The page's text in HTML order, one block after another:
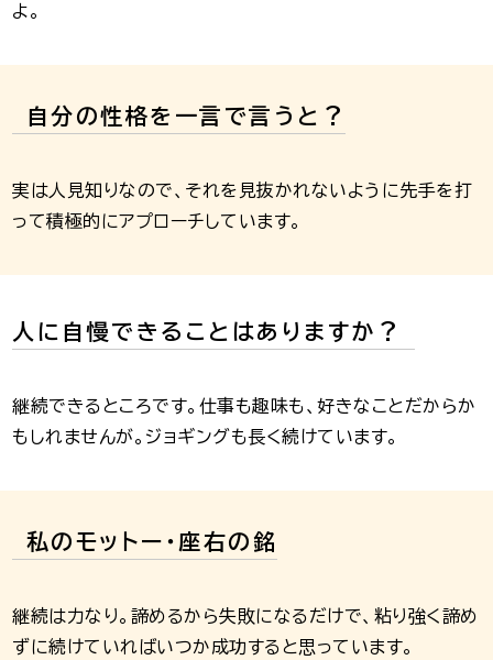
よ。
自分の性格を一言で言うと？
実は人見知りなので、それを見抜かれないように先手を打
って積極的にアプローチしています。
人に自慢できることはありますか？
継続できるところです。仕事も趣味も、好きなことだからか
もしれませんが。ジョギングも長く続けています。
私のモットー・座右の銘
継続は力なり。諦めるから失敗になるだけで、粘り強く諦め
ずに続けていればいつか成功すると思っています。